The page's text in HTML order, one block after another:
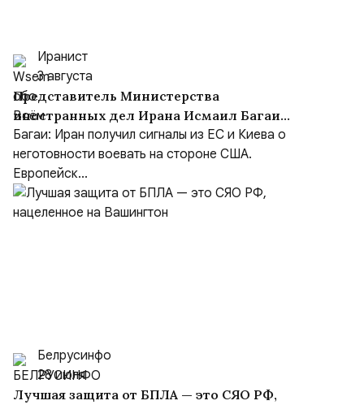
Иранист
3 августа
Представитель Министерства
иностранных дел Ирана Исмаил Багаи
выступил с заявлением
Багаи: Иран получил сигналы из ЕС и Киева о
неготовности воевать на стороне США.
Европейск...
Белрусинфо
28 июля
Лучшая защита от БПЛА — это СЯО РФ,